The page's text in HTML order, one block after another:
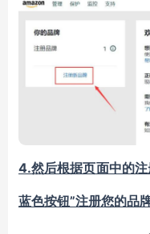
4.然后根据页面中的
蓝色按钮”注册您的品